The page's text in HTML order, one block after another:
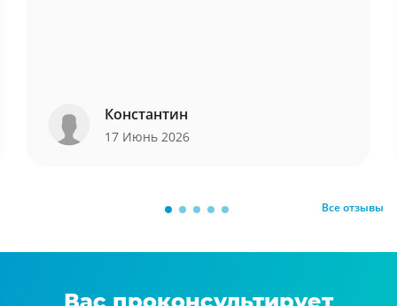
Константин
17 Июнь 2026
Все отзывы